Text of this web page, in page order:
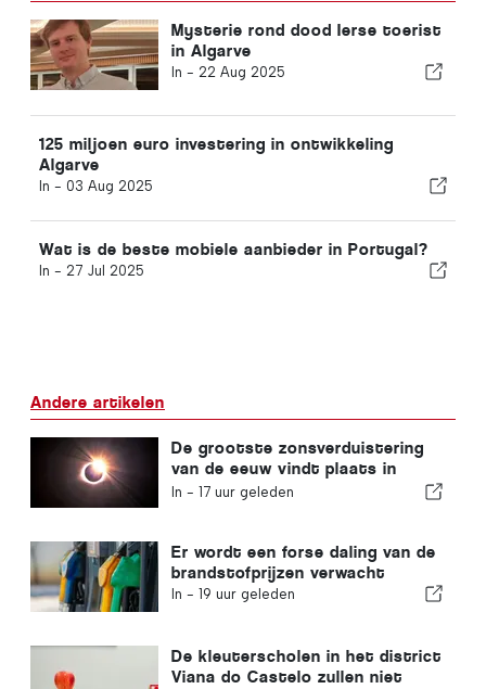
Mysterie rond dood Ierse toerist
in Algarve
In - 22 Aug 2025
125 miljoen euro investering in ontwikkeling
Algarve
In - 03 Aug 2025
Wat is de beste mobiele aanbieder in Portugal?
In - 27 Jul 2025
Andere artikelen
De grootste zonsverduistering
van de eeuw vindt plaats in
Portugal
In - 17 uur geleden
Er wordt een forse daling van de
brandstofprijzen verwacht
In - 19 uur geleden
De kleuterscholen in het district
Viana do Castelo zullen niet